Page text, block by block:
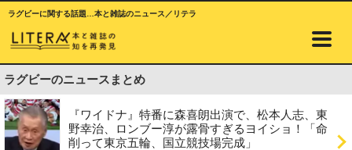
ラグビーに関する話題…本と雑誌のニュース／リテラ
ラグビーのニュースまとめ
『ワイドナ』特番に森喜朗出演で、松本人志、東
野幸治、ロンブー淳が露骨すぎるヨイショ！「命
削って東京五輪、国立競技場完成」